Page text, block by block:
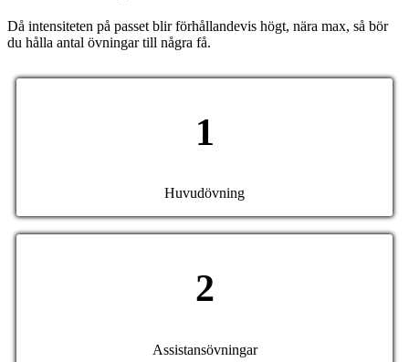
Då intensiteten på passet blir förhållandevis högt, nära max, så bör
du hålla antal övningar till några få.
1
Huvudövning
2
Assistansövningar